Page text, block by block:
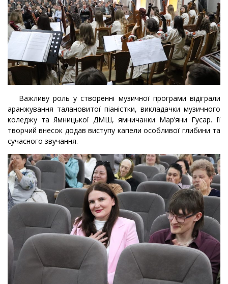
Важливу роль у створенні музичної програми відіграли
аранжування талановитої піаністки, викладачки музичного
коледжу та Ямницької ДМШ, ямничанки Мар’яни Гусар. Її
творчий внесок додав виступу капели особливої глибини та
сучасного звучання.